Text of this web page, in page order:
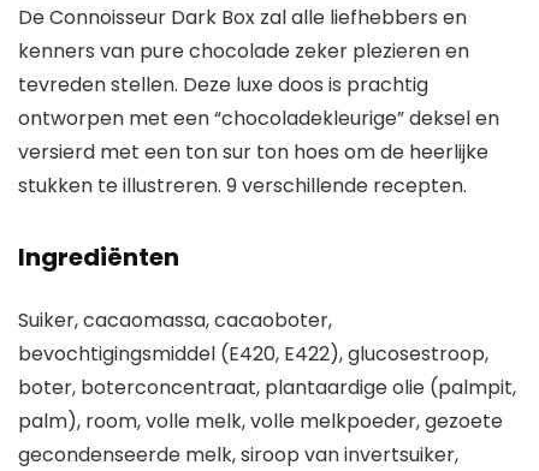
De Connoisseur Dark Box zal alle liefhebbers en
kenners van pure chocolade zeker plezieren en
tevreden stellen. Deze luxe doos is prachtig
ontworpen met een “chocoladekleurige” deksel en
versierd met een ton sur ton hoes om de heerlijke
stukken te illustreren. 9 verschillende recepten.
Ingrediënten
Suiker, cacaomassa, cacaoboter,
bevochtigingsmiddel (E420, E422), glucosestroop,
boter, boterconcentraat, plantaardige olie (palmpit,
palm), room, volle melk, volle melkpoeder, gezoete
gecondenseerde melk, siroop van invertsuiker,